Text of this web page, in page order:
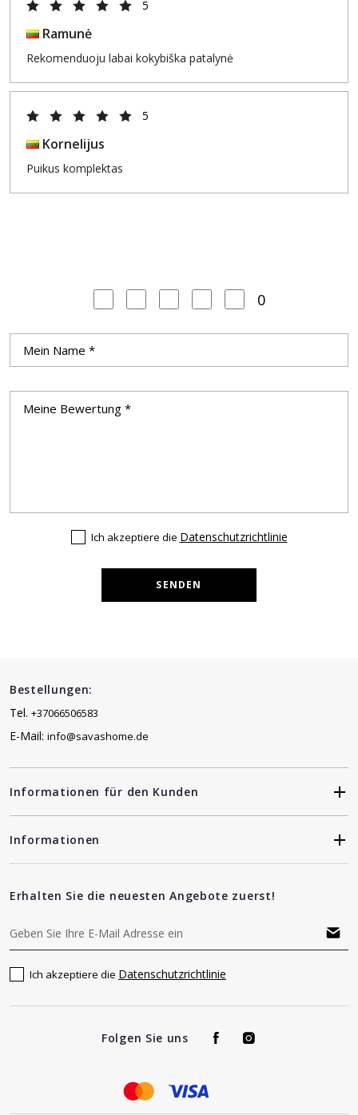
5
Ramunė
Rekomenduoju labai kokybiška patalynė
5
Kornelijus
Puikus komplektas
0
Ich akzeptiere die Datenschutzrichtlinie
SENDEN
Bestellungen:
Tel. +37066506583
E-Mail: info@savashome.de
Informationen für den Kunden
Informationen
Erhalten Sie die neuesten Angebote zuerst!
Ich akzeptiere die Datenschutzrichtlinie
Folgen Sie uns